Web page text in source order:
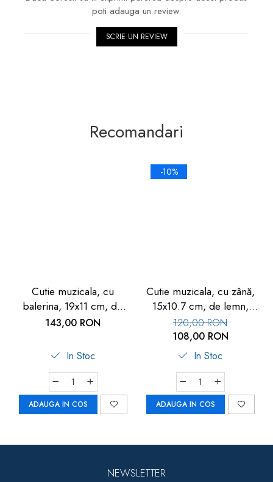
poti adauga un review.
SCRIE UN REVIEW
Recomandari
Cutie muzicala, cu
balerina, 19x11 cm, de
lemn, Goki
143,00 RON
In Stoc
ADAUGA IN COS
-10%
Cutie muzicala, cu zână,
15x10.7 cm, de lemn,
Goki
120,00 RON
108,00 RON
In Stoc
ADAUGA IN COS
NEWSLETTER